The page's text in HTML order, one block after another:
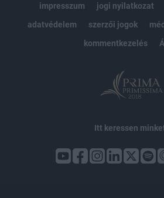
impresszum
jogi nyilatkozat
adatvédelem
szerzői jogok
kommentkezelés
Itt keressen